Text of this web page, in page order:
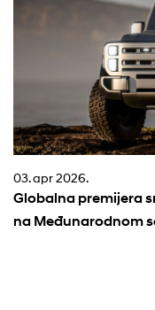
03. apr 2026.
Globalna premijera
na Međunarodnom